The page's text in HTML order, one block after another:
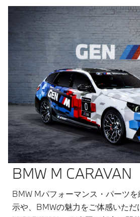
BMW M CARAVAN
BMW Mパフォーマンス・パーツ
示や、BMWの魅力をご体感いた